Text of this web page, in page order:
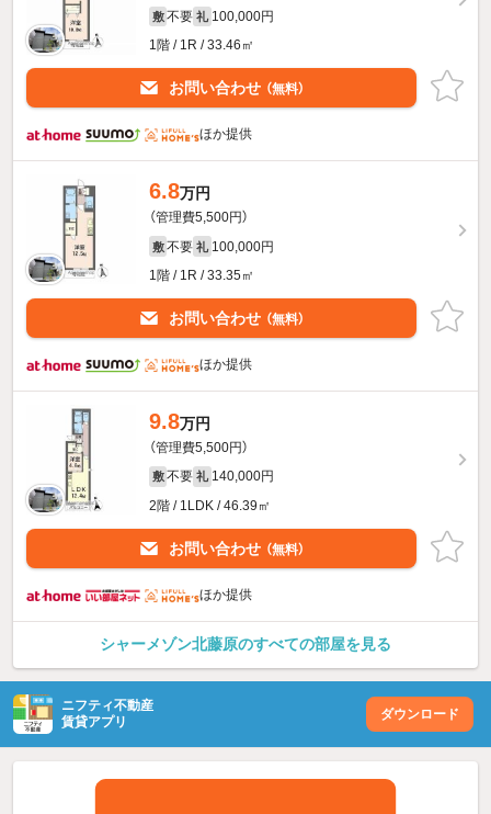
敷 不要 礼 100,000円
1階 / 1R / 33.46㎡
お問い合わせ （無料）
ほか提供
6.8万円
（管理費5,500円）
敷 不要 礼 100,000円
1階 / 1R / 33.35㎡
お問い合わせ （無料）
ほか提供
9.8万円
（管理費5,500円）
敷 不要 礼 140,000円
2階 / 1LDK / 46.39㎡
お問い合わせ （無料）
ほか提供
シャーメゾン北藤原のすべての部屋を見る
ニフティ不動産
賃貸アプリ
ダウンロード